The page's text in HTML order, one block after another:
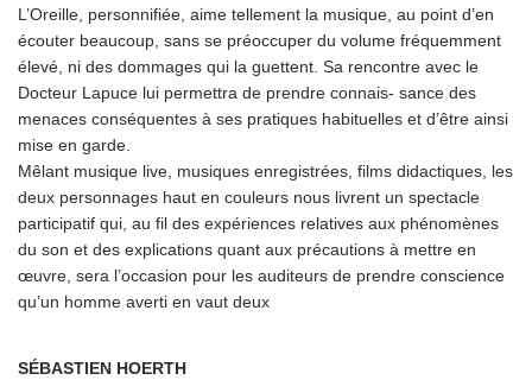
L’Oreille, personnifiée, aime tellement la musique, au point d’en
écouter beaucoup, sans se préoccuper du volume fréquemment
élevé, ni des dommages qui la guettent. Sa rencontre avec le
Docteur Lapuce lui permettra de prendre connais- sance des
menaces conséquentes à ses pratiques habituelles et d’être ainsi
mise en garde.
Mêlant musique live, musiques enregistrées, films didactiques, les
deux personnages haut en couleurs nous livrent un spectacle
participatif qui, au fil des expériences relatives aux phénomènes
du son et des explications quant aux précautions à mettre en
œuvre, sera l’occasion pour les auditeurs de prendre conscience
qu’un homme averti en vaut deux
SÉBASTIEN HOERTH